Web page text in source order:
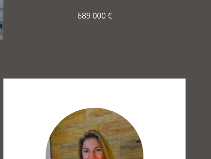
689 000 €